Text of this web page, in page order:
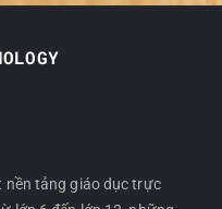
nền tảng giáo dục trực